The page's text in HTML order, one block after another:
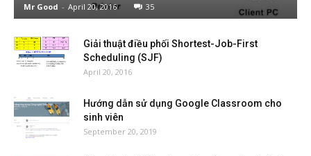
Mr Good - April 20, 2016 35
Giải thuật điều phối Shortest-Job-First
Scheduling (SJF)
April 20, 2016
Hướng dẫn sử dụng Google Classroom cho
sinh viên
September 20, 2019